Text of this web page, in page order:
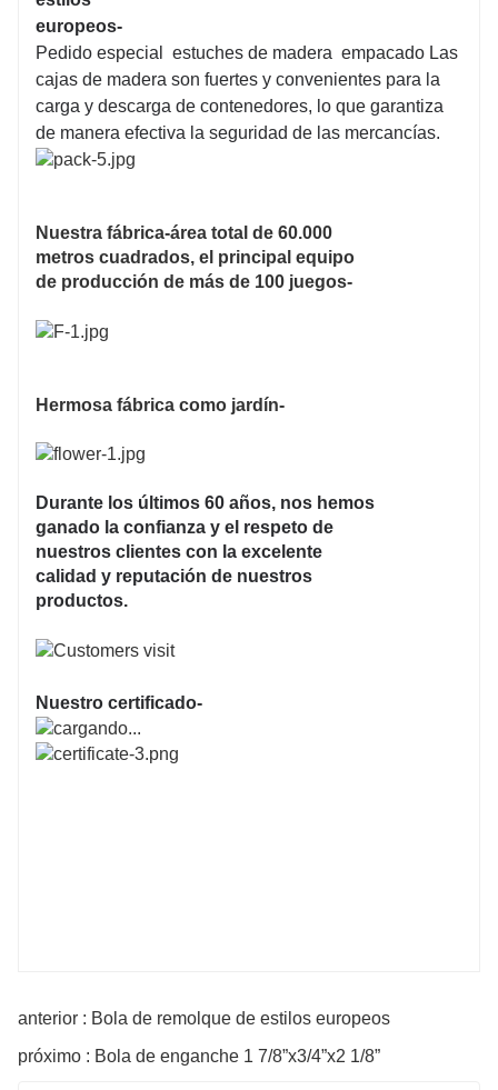
europeos-
Pedido especial estuches de madera empacado Las
cajas de madera son fuertes y convenientes para la
carga y descarga de contenedores, lo que garantiza
de manera efectiva la seguridad de las mercancías.
Nuestra fábrica-área total de 60.000
metros cuadrados, el principal equipo
de producción de más de 100 juegos-
Hermosa fábrica como jardín-
Durante los últimos 60 años, nos hemos
ganado la confianza y el respeto de
nuestros clientes con la excelente
calidad y reputación de nuestros
productos.
Nuestro certificado-
anterior : Bola de remolque de estilos europeos
próximo : Bola de enganche 1 7/8”x3/4”x2 1/8”